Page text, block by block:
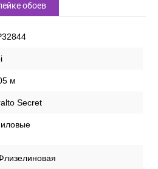
обоев
м
Secret